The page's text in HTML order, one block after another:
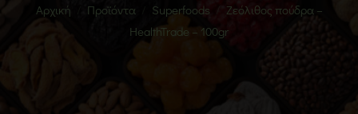
Αρχική Προϊόντα Superfoods
Ζεόλιθος πούδρα –
HealthTrade – 100gr